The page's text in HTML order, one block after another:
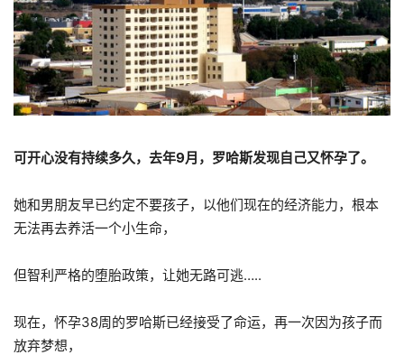
可开心没有持续多久，去年9月，罗哈斯发现自己又怀孕了。
她和男朋友早已约定不要孩子，以他们现在的经济能力，根本
无法再去养活一个小生命，
但智利严格的堕胎政策，让她无路可逃…..
现在，怀孕38周的罗哈斯已经接受了命运，再一次因为孩子而
放弃梦想，